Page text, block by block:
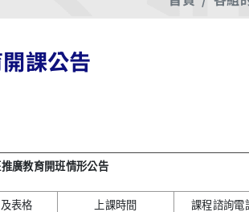
課公告
廣教育開班情形公告
表格 上課時間 課程諮詢電